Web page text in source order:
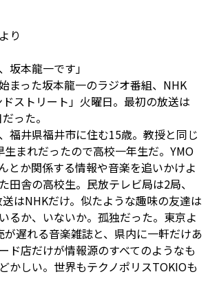
り
坂本龍一です」
まった坂本龍一のラジオ番組、NHK
ストリート」火曜日。最初の放送は
った。
福井県福井市に住む15歳。教授と同じ
生まれだったので高校一年生だ。YMO
とか関係する情報や音楽を追いかけよ
田舎の高校生。民放テレビ局は2局、
はNHKだけ。似たような趣味の友達は
るか、いないか。孤独だった。東京よ
が遅れる音楽雑誌と、県内に一軒だけあ
ド店だけが情報源のすべてのようなも
かしい。世界もテクノポリスTOKIOも